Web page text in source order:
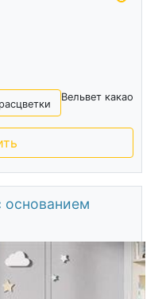
Вельвет какао
основанием